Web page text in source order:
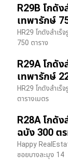
R29B โกดัง
เทพารักษ์
HR29 โกดังสำเร็
750 ตาราง
R29A โกดัง
เทพารักษ์
HR29 โกดังสำเ
ตารางเมตร
R28A โกดั
ฉบัง 300 ต
Happy
ซอยบางละมุง 14